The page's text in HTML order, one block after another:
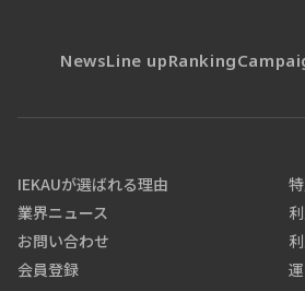
NewsLine upRanking
IEKAUが選ばれる理由
業界ニュース
お問い合わせ
会員登録